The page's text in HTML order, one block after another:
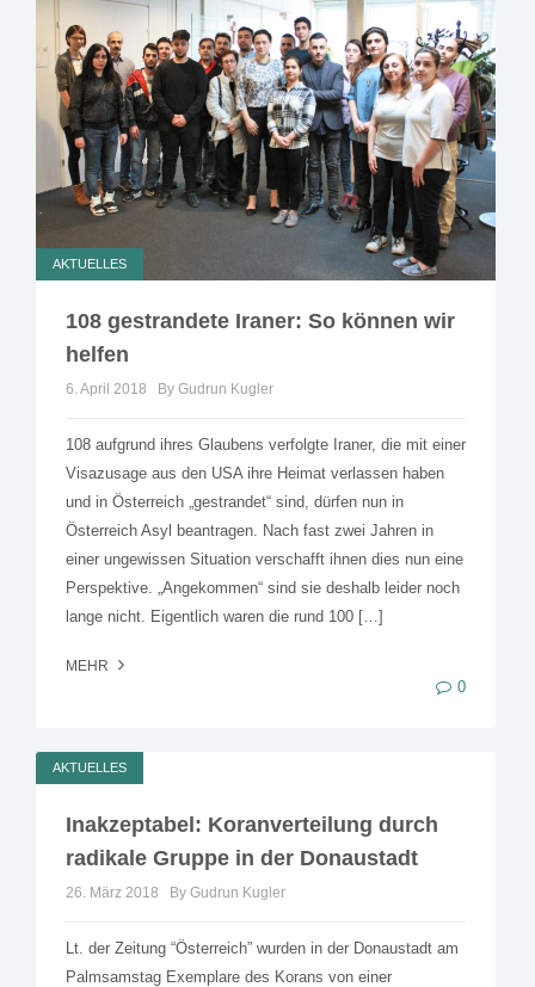
AKTUELLES
108 gestrandete Iraner: So können wir
helfen
6. April 2018 By Gudrun Kugler
108 aufgrund ihres Glaubens verfolgte Iraner, die mit einer
Visazusage aus den USA ihre Heimat verlassen haben
und in Österreich „gestrandet“ sind, dürfen nun in
Österreich Asyl beantragen. Nach fast zwei Jahren in
einer ungewissen Situation verschafft ihnen dies nun eine
Perspektive. „Angekommen“ sind sie deshalb leider noch
lange nicht. Eigentlich waren die rund 100 […]
MEHR
0
AKTUELLES
Inakzeptabel: Koranverteilung durch
radikale Gruppe in der Donaustadt
26. März 2018 By Gudrun Kugler
Lt. der Zeitung “Österreich” wurden in der Donaustadt am
Palmsamstag Exemplare des Korans von einer